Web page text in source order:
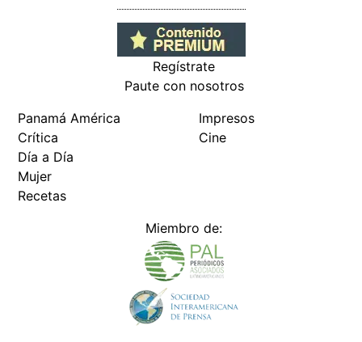
Regístrate
Paute con nosotros
Panamá América
Crítica
Día a Día
Mujer
Recetas
Impresos
Cine
Miembro de: